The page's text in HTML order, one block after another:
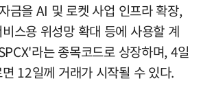
금을 AI 및 로켓 사업 인프라 확장,
스용 위성망 확대 등에 사용할 계
라는 종목코드로 상장하며, 4일
12일께 거래가 시작될 수 있다.